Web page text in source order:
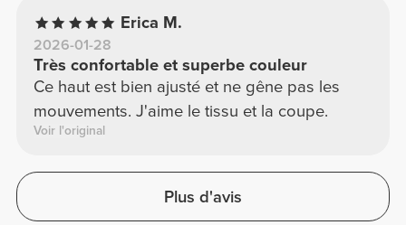
Erica M.
2026-01-28
Très confortable et superbe couleur
Ce haut est bien ajusté et ne gêne pas les
mouvements. J'aime le tissu et la coupe.
Voir l'original
Plus d'avis